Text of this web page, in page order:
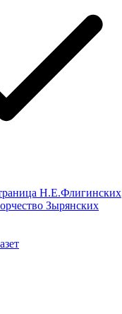
Н.Е.Флигинских
Зырянских